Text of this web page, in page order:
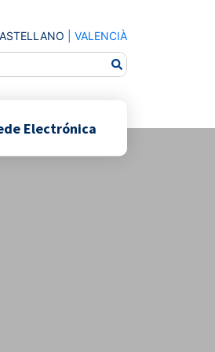
VALENCIÀ
Electrónica